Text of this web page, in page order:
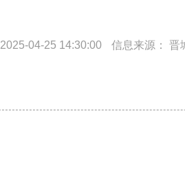
2025-04-25 14:30:00 信息来源： 晋